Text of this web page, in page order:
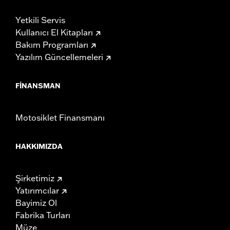
Yetkili Servis
Kullanıcı El Kitapları
Bakım Programları
Yazılım Güncellemeleri
FINANSMAN
Motosiklet Finansmanı
HAKKIMIZDA
Şirketimiz
Yatırımcılar
Bayimiz Ol
Fabrika Turları
Müze